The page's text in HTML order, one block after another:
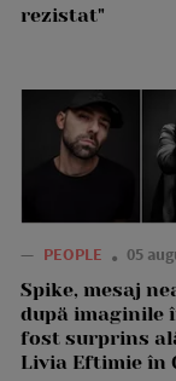
rezistat"
— PEOPLE 05
Spike, mesaj
după imaginile
fost surprins
Livia Eftimie în